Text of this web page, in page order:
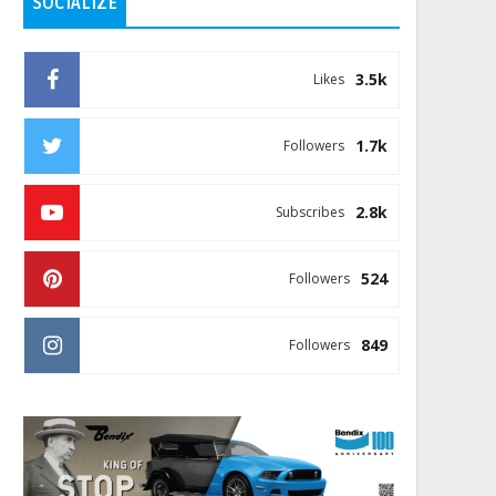
3.5k
Likes
1.7k
Followers
2.8k
Subscribes
524
Followers
849
Followers